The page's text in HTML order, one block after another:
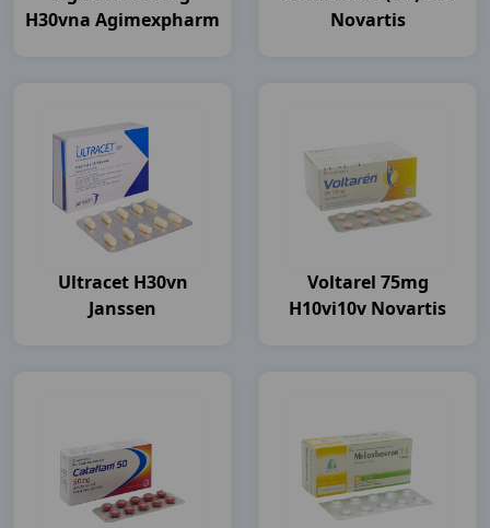
H30vna Agimexpharm
Novartis
Ultracet H30vn
Janssen
Voltarel 75mg
H10vi10v Novartis